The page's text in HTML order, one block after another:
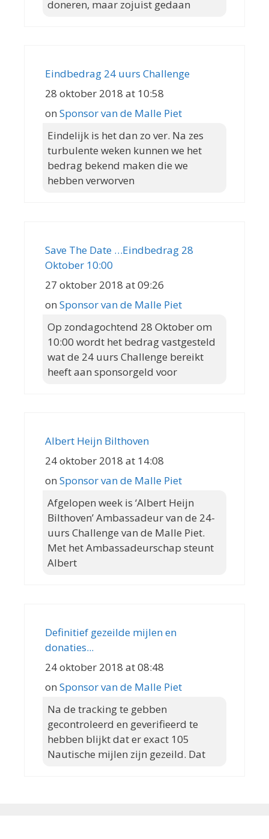
doneren, maar zojuist gedaan
Eindbedrag 24 uurs Challenge
28 oktober 2018 at 10:58
on Sponsor van de Malle Piet
Eindelijk is het dan zo ver. Na zes
turbulente weken kunnen we het
bedrag bekend maken die we
hebben verworven
Save The Date …Eindbedrag 28
Oktober 10:00
27 oktober 2018 at 09:26
on Sponsor van de Malle Piet
Op zondagochtend 28 Oktober om
10:00 wordt het bedrag vastgesteld
wat de 24 uurs Challenge bereikt
heeft aan sponsorgeld voor
Albert Heijn Bilthoven
24 oktober 2018 at 14:08
on Sponsor van de Malle Piet
Afgelopen week is ‘Albert Heijn
Bilthoven’ Ambassadeur van de 24-
uurs Challenge van de Malle Piet.
Met het Ambassadeurschap steunt
Albert
Definitief gezeilde mijlen en
donaties...
24 oktober 2018 at 08:48
on Sponsor van de Malle Piet
Na de tracking te gebben
gecontroleerd en geverifieerd te
hebben blijkt dat er exact 105
Nautische mijlen zijn gezeild. Dat